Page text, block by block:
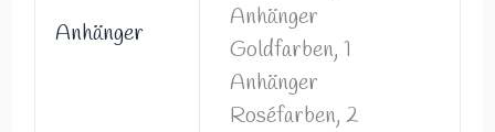
Anhänger
Anhänger
Goldfarben, 1
Anhänger
Roséfarben, 2